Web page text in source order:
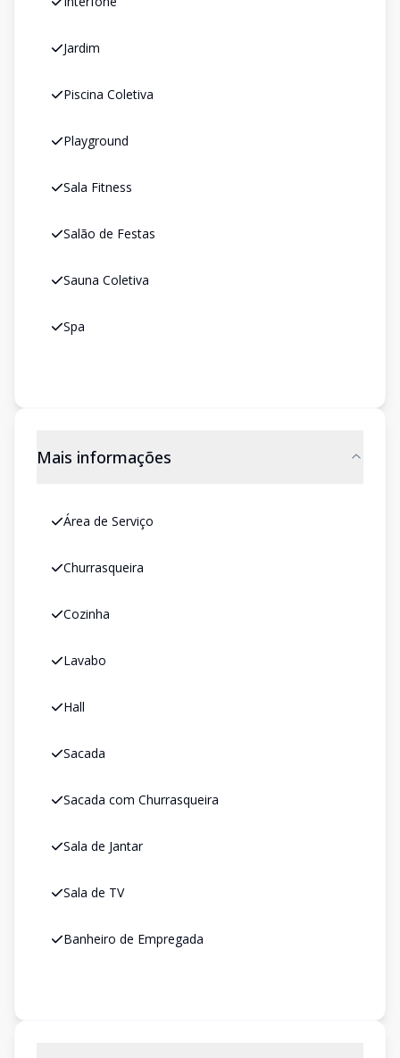
Jardim
Piscina Coletiva
Playground
Sala Fitness
Salão de Festas
Sauna Coletiva
Spa
Mais informações
Área de Serviço
Churrasqueira
Cozinha
Lavabo
Hall
Sacada
Sacada com Churrasqueira
Sala de Jantar
Sala de TV
Banheiro de Empregada